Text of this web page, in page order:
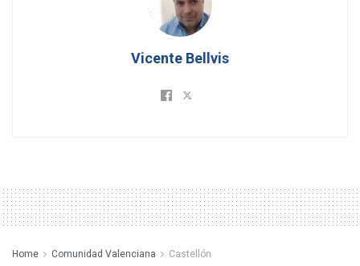
Vicente Bellvis
Home Comunidad Valenciana Castellón